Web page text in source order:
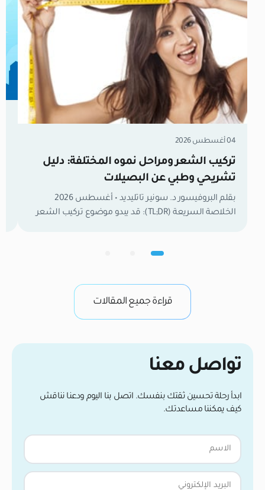
04 أغسطس 2026
تركيب الشعر ومراحل نموه المختلفة: دليل
تشريحي وطبي عن البصيلات
بقلم البروفيسور د. سونير تاتليديد • أغسطس 2026
الخلاصة السريعة (TL;DR): قد يبدو موضوع تركيب الشعر
الشعر ومكوناته ليس مجرد معلومات عامة، بل هو
الحلول الفعالة. في كلينيكانا، نعتبر أن المعرفة الدقيقة […]
قراءة جميع المقالات
تواصل معنا
ابدأ رحلة تحسين ثقتك بنفسك. اتصل بنا اليوم ودعنا نناقش
كيف يمكننا مساعدتك.